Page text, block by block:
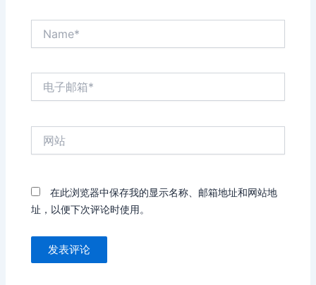
在此浏览器中保存我的显示名称、邮箱地址和网站地
址，以便下次评论时使用。